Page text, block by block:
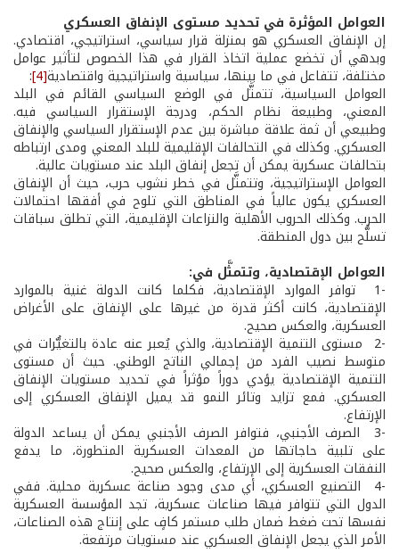
العوامل المؤثرة في تحديد مستوى الإنفاق العسكري
إن الإنفاق العسكري هو بمنزلة قرار سياسي، استراتيجي، اقتصادي.
وبدهي أن تخضع عملية اتخاذ القرار في هذا الخصوص لتأثير عوامل
مختلفة، تتفاعل في ما بينها، سياسية واستراتيجية واقتصادية[4]
:
العوامل السياسية، تتمثَّل في الوضع السياسي القائم في البلد
المعني، وطبيعة نظام الحكم، ودرجة الإستقرار السياسي فيه.
وطبيعي أن ثمة علاقة مباشرة بين عدم الإستقرار السياسي والإنفاق
العسكري. وكذلك في التحالفات الإقليمية للبلد المعني ومدى ارتباطه
بتحالفات عسكرية يمكن أن تجعل إنفاق البلد عند مستويات عالية.
العوامل الإستراتيجية، وتتمثَّل في خطر نشوب حرب، حيث أن الإنفاق
العسكري يكون عالياً في المناطق التي تلوح في أفقها احتمالات
الحرب. وكذلك الحروب الأهلية والنزاعات الإقليمية، التي تطلق سباقات
تسلُّح بين دول المنطقة.
العوامل الإقتصادية، وتتمثَّل في:
-1 توافر الموارد الإقتصادية، فكلما كانت الدولة غنية بالموارد
الإقتصادية، كانت أكثر قدرة من غيرها على الإنفاق على الأغراض
العسكرية، والعكس صحيح.
-2 مستوى التنمية الإقتصادية، والذي يُعبر عنه عادة بالتغيُّرات في
متوسط نصيب الفرد من إجمالي الناتج الوطني. حيث أن مستوى
التنمية الإقتصادية يؤدي دوراً مؤثراً في تحديد مستويات الإنفاق
العسكري. فمع تزايد وتائر النمو قد يميل الإنفاق العسكري إلى
الإرتفاع.
-3 الصرف الأجنبي، فتوافر الصرف الأجنبي يمكن أن يساعد الدولة
على تلبية حاجاتها من المعدات العسكرية المتطورة، ما يدفع
النفقات العسكرية إلى الإرتفاع، والعكس صحيح.
-4 التصنيع العسكري، أي مدى وجود صناعة عسكرية محلية. ففي
الدول التي تتوافر فيها صناعات عسكرية، تجد المؤسسة العسكرية
نفسها تحت ضغط ضمان طلب مستمر كافٍ على إنتاج هذه الصناعات،
الأمر الذي يجعل الإنفاق العسكري عند مستويات مرتفعة.